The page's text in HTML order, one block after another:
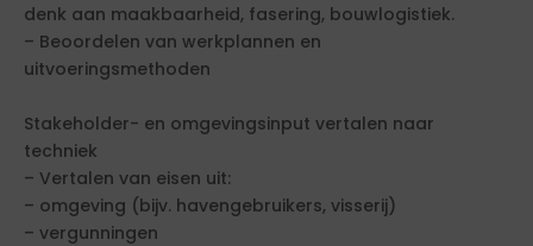
denk aan maakbaarheid, fasering, bouwlogistiek.
– Beoordelen van werkplannen en
uitvoeringsmethoden
Stakeholder- en omgevingsinput vertalen naar
techniek
– Vertalen van eisen uit:
– omgeving (bijv. havengebruikers, visserij)
– vergunningen